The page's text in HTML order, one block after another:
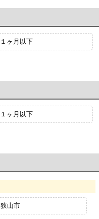
１ヶ月以下
１ヶ月以下
狭山市